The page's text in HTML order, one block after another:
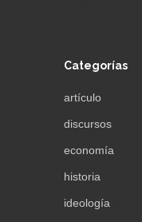
Categorías
artículo
discursos
economía
historia
ideología